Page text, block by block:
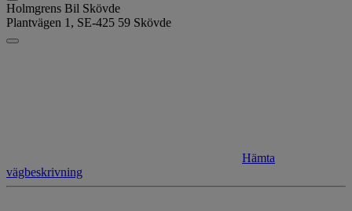
Holmgrens Bil Skövde
Plantvägen 1, SE-425 59 Skövde
Hämta
vägbeskrivning